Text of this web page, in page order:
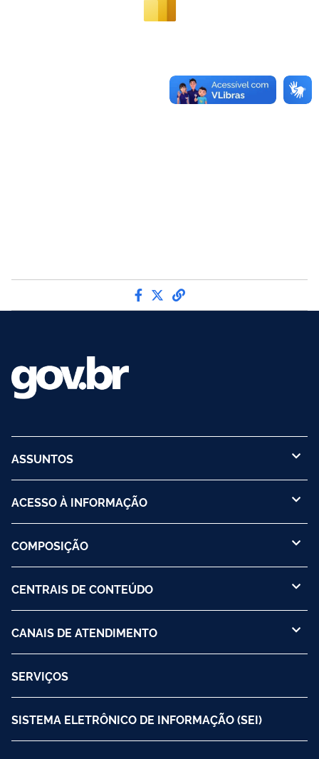
Compartilhe por Facebook
Compartilhe por Twitter
link para Copiar para
ASSUNTOS
ACESSO À INFORMAÇÃO
COMPOSIÇÃO
CENTRAIS DE CONTEÚDO
CANAIS DE ATENDIMENTO
SERVIÇOS
SISTEMA ELETRÔNICO DE INFORMAÇÃO (SEI)